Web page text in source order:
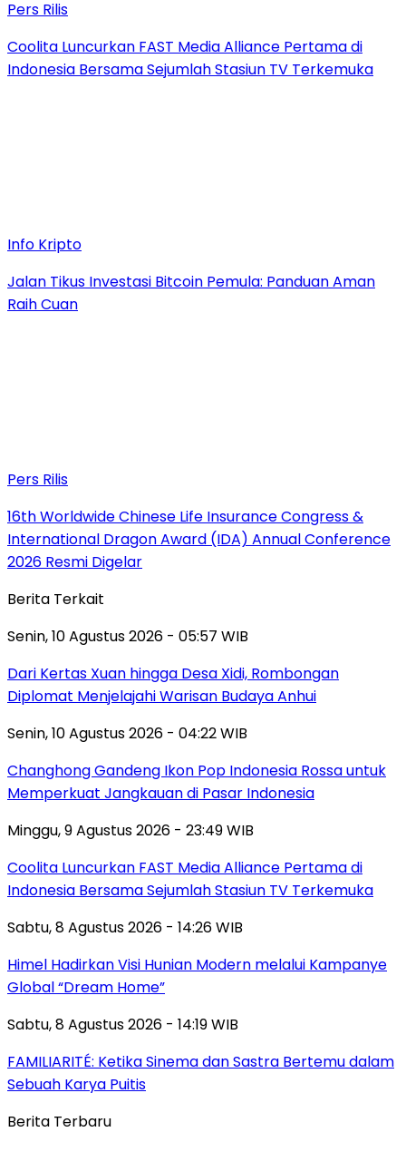
Pers Rilis
Coolita Luncurkan FAST Media Alliance Pertama di
Indonesia Bersama Sejumlah Stasiun TV Terkemuka
Info Kripto
Jalan Tikus Investasi Bitcoin Pemula: Panduan Aman
Raih Cuan
Pers Rilis
16th Worldwide Chinese Life Insurance Congress &
International Dragon Award (IDA) Annual Conference
2026 Resmi Digelar
Berita Terkait
Senin, 10 Agustus 2026 - 05:57 WIB
Dari Kertas Xuan hingga Desa Xidi, Rombongan
Diplomat Menjelajahi Warisan Budaya Anhui
Senin, 10 Agustus 2026 - 04:22 WIB
Changhong Gandeng Ikon Pop Indonesia Rossa untuk
Memperkuat Jangkauan di Pasar Indonesia
Minggu, 9 Agustus 2026 - 23:49 WIB
Coolita Luncurkan FAST Media Alliance Pertama di
Indonesia Bersama Sejumlah Stasiun TV Terkemuka
Sabtu, 8 Agustus 2026 - 14:26 WIB
Himel Hadirkan Visi Hunian Modern melalui Kampanye
Global “Dream Home”
Sabtu, 8 Agustus 2026 - 14:19 WIB
FAMILIARITÉ: Ketika Sinema dan Sastra Bertemu dalam
Sebuah Karya Puitis
Berita Terbaru